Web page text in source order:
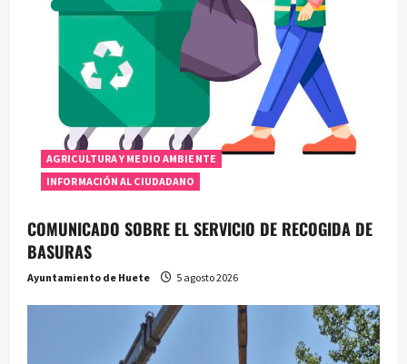
AGRICULTURA Y MEDIO AMBIENTE
INFORMACIÓN AL CIUDADANO
COMUNICADO SOBRE EL SERVICIO DE RECOGIDA DE
BASURAS
Ayuntamiento de Huete 5 agosto 2026